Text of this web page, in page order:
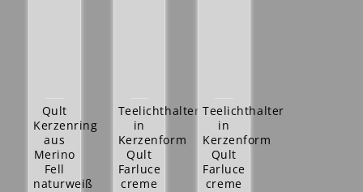
Qult
Kerzenring
aus
Merino
Fell
naturweiß
Teelichthalter
in
Kerzenform
Qult
Farluce
creme
Teelichthalter
in
Kerzenform
Qult
Farluce
creme